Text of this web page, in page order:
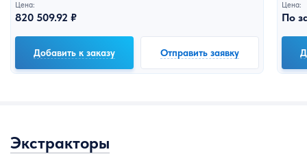
Цена:
820 509.92 ₽
Добавить к заказу Отправить заявку
Цена:
По
Экстракторы